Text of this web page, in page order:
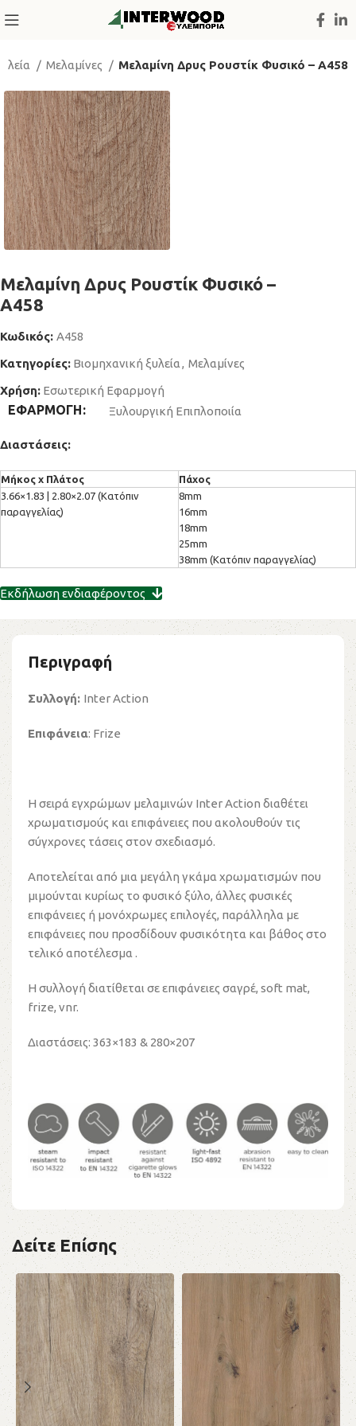
Μελαμίνες Μελαμίνη Δρυς Ρουστίκ Φυσικό – A458
Μελαμίνη Δρυς Ρουστίκ Φυσικό –
A458
Κωδικός:A458
Κατηγορίες: Βιομηχανική ξυλεία, Μελαμίνες
Χρήση: Εσωτερική Εφαρμογή
ΕΦΑΡΜΟΓΗ Ξυλουργική Επιπλοποιία
Διαστάσεις:
3.66×1.83 | 2.80×2.07 (Κατόπιν
παραγγελίας)
8mm
16mm
18mm
25mm
38mm (Κατόπιν παραγγελίας)
Εκδήλωση ενδιαφέροντος
Περιγραφή
Συλλογή: Inter Action
Επιφάνεια: Frize
Η σειρά εγχρώμων μελαμινών Inter Action διαθέτει
χρωματισμούς και επιφάνειες που ακολουθούν τις
σύγχρονες τάσεις στον σχεδιασμό.
Αποτελείται από μια μεγάλη γκάμα χρωματισμών που
μιμούνται κυρίως το φυσικό ξύλο, άλλες φυσικές
επιφάνειες ή μονόχρωμες επιλογές, παράλληλα με
επιφάνειες που προσδίδουν φυσικότητα και βάθος στο
τελικό αποτέλεσμα .
Η συλλογή διατίθεται σε επιφάνειες σαγρέ, soft mat,
frize, vnr.
Διαστάσεις: 363×183 & 280×207
Δείτε Επίσης